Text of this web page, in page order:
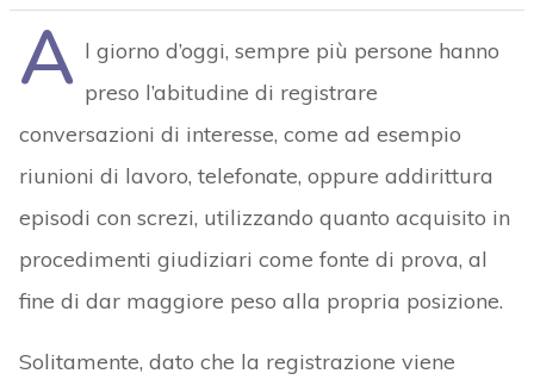
A l giorno d’oggi, sempre più persone hanno
preso l’abitudine di registrare
conversazioni di interesse, come ad esempio
riunioni di lavoro, telefonate, oppure addirittura
episodi con screzi, utilizzando quanto acquisito in
procedimenti giudiziari come fonte di prova, al
fine di dar maggiore peso alla propria posizione.
Solitamente, dato che la registrazione viene